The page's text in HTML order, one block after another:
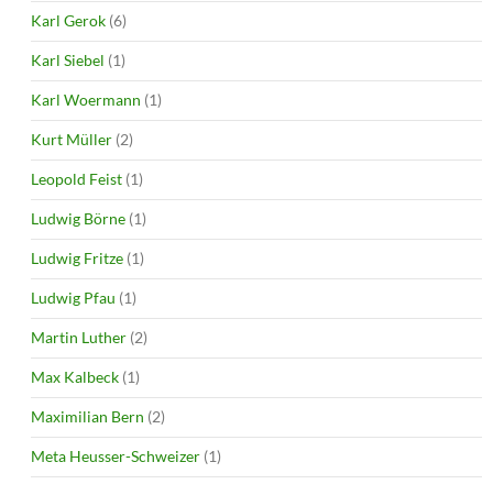
Karl Gerok (6)
Karl Siebel (1)
Karl Woermann (1)
Kurt Müller (2)
Leopold Feist (1)
Ludwig Börne (1)
Ludwig Fritze (1)
Ludwig Pfau (1)
Martin Luther (2)
Max Kalbeck (1)
Maximilian Bern (2)
Meta Heusser-Schweizer (1)